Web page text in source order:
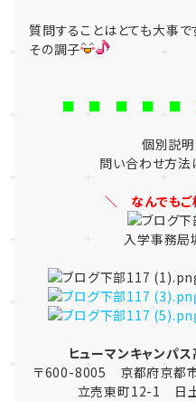
質問することはとても大事で
その調子
■ ■ ■ ■ ■
個別説
問い合わせ方法
＼ なんでもご
入学事務局
ヒューマンキャンパ
〒600-8005 京都府京都
立売東町12-1 日